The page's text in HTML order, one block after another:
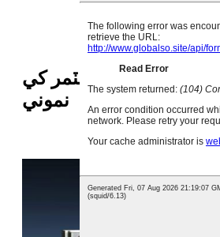
ٺهيل جاچ، ڪسٽمر کي
نموني